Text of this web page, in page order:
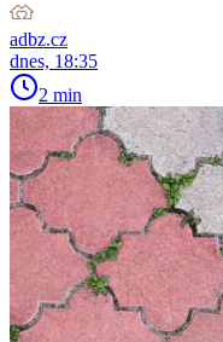
adbz.cz
dnes, 18:35
2 min